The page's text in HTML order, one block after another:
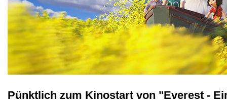
Pünktlich zum Kinostart von "Everest -